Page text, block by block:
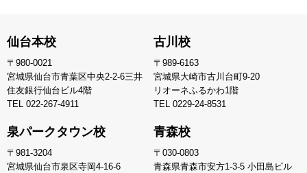
仙台本校
〒980-0021
宮城県仙台市青葉区中央2-2-6三井
住友銀行仙台ビル4階
TEL 022-267-4911
古川校
〒989-6163
宮城県大崎市古川台町9-20
リオーネふるかわ1階
TEL 0229-24-8531
泉パークタウン校
〒981-3204
宮城県仙台市泉区寺岡4-16-6
青森校
〒030-0803
青森県青森市安方1-3-5 小田島ビル